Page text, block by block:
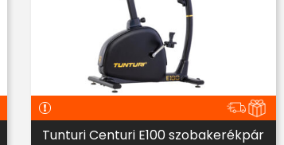
Tunturi Centuri E100 szobakerékpár